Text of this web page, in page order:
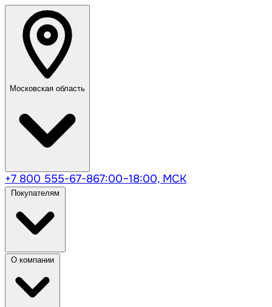
Московская область
+7 800 555-67-867:00–18:00, МСК